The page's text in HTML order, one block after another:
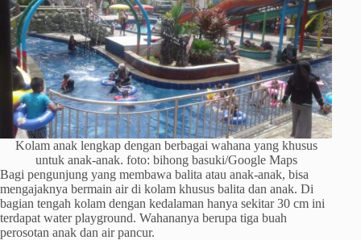
Kolam anak lengkap dengan berbagai wahana yang khusus
untuk anak-anak. foto: bihong basuki/Google Maps
Bagi pengunjung yang membawa balita atau anak-anak, bisa
mengajaknya bermain air di kolam khusus balita dan anak. Di
bagian tengah kolam dengan kedalaman hanya sekitar 30 cm ini
terdapat water playground. Wahananya berupa tiga buah
perosotan anak dan air pancur.